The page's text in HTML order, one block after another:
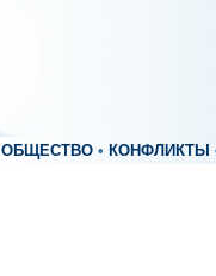
ОБЩЕСТВО • КОНФЛИКТЫ